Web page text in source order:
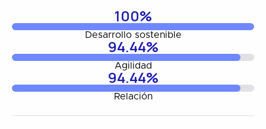
100%
Desarrollo sostenible
94.44%
Agilidad
94.44%
Relación